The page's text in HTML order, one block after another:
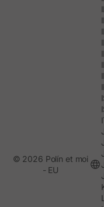
© 2026 Polín et moi
- EU